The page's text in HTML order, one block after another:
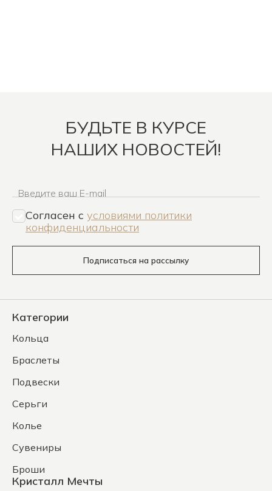
БУДЬТЕ В КУРСЕ
НАШИХ НОВОСТЕЙ!
Введите ваш E-mail
Согласен c условиями политики
конфиденциальности
Подписаться на рассылку
Категории
Кольца
Браслеты
Подвески
Серьги
Колье
Сувениры
Броши
Кристалл Мечты